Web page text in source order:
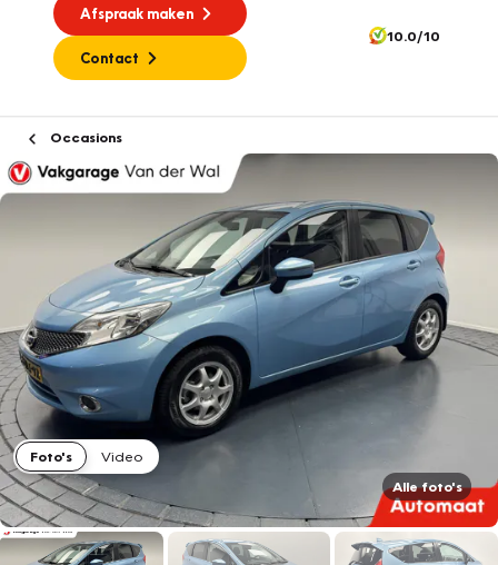
Afspraak maken
Contact
10.0/10
Occasions
Foto's
Video
Alle foto's